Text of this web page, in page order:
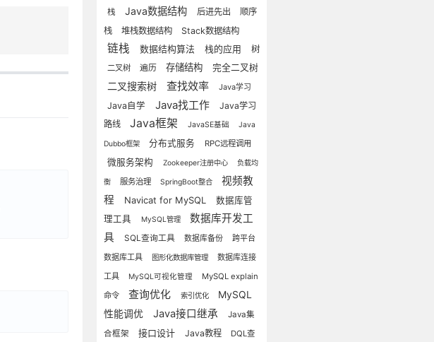
栈
Java数据结构 后进先出
顺序
栈
堆栈数据结构 Stack数据结构
链栈 数据结构算法 栈的应用 树
二叉树 遍历 存储结构 完全二叉树
二叉搜索树 查找效率 Java学习
Java自学 Java找工作
Java学习
路线
Java框架 JavaSE基础 Java
Dubbo框架 分布式服务 RPC远程调用
微服务架构 Zookeeper注册中心 负载均
衡 服务治理 SpringBoot整合
视频教
程
Navicat for MySQL
数据库管
理工具
MySQL管理
数据库开发工
具
SQL查询工具 数据库备份
跨平台
数据库工具
图形化数据库管理
数据库连接
工具
MySQL可视化管理
MySQL explain
命令
查询优化 索引优化
MySQL
性能调优
Java接口继承
Java集
合框架
接口设计 Java教程
DQL查